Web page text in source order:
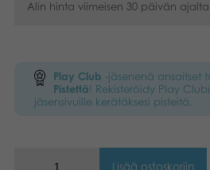
Alin hinta viimeisen 30 päivän
Play Club -jäsenenä ansaitset
Pistettä! Rekisteröidy Play
jäsensivuille kerätäksesi pisteitä.
Lisää ostoskoriin